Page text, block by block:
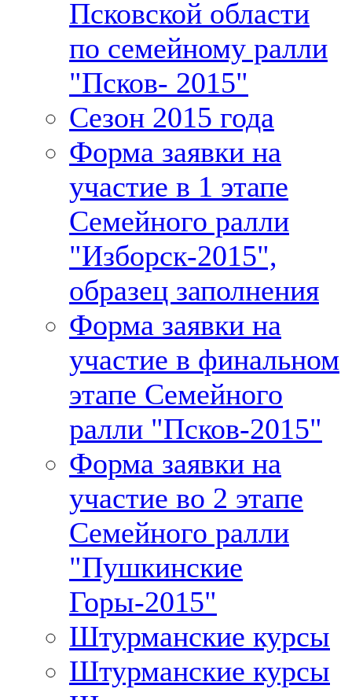
Псковской области
по семейному ралли
"Псков- 2015"
Сезон 2015 года
Форма заявки на
участие в 1 этапе
Семейного ралли
"Изборск-2015",
образец заполнения
Форма заявки на
участие в финальном
этапе Семейного
ралли "Псков-2015"
Форма заявки на
участие во 2 этапе
Семейного ралли
"Пушкинские
Горы-2015"
Штурманские курсы
Штурманские курсы